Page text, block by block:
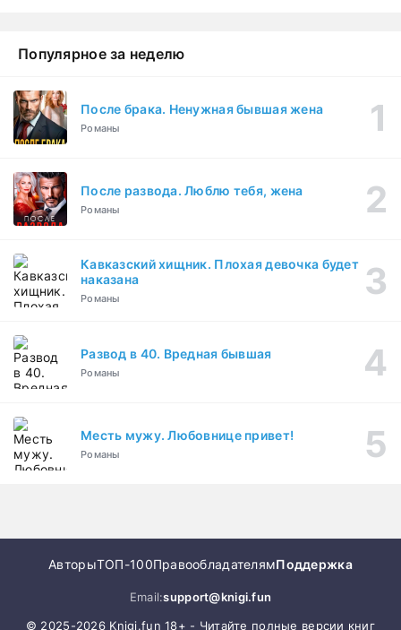
Популярное за неделю
После брака. Ненужная бывшая жена
Романы
После развода. Люблю тебя, жена
Романы
Кавказский хищник. Плохая девочка будет
наказана
Романы
Развод в 40. Вредная бывшая
Романы
Месть мужу. Любовнице привет!
Романы
АвторыТОП-100ПравообладателямПоддержка
Email:support@knigi.fun
© 2025-2026 Knigi.fun 18+ - Читайте полные версии книг